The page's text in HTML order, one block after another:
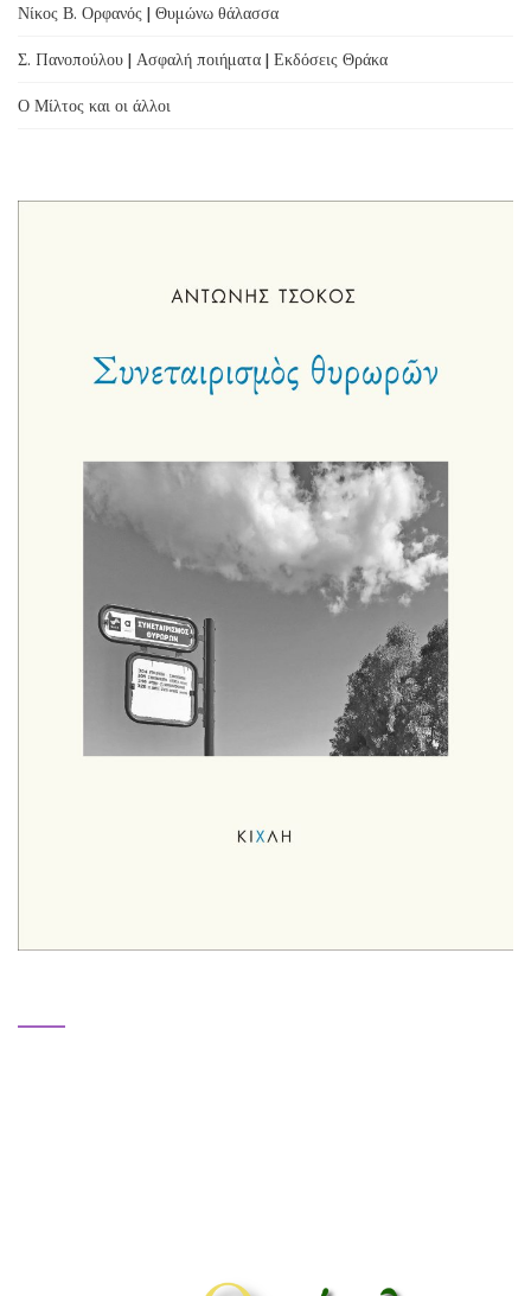
Νίκος Β. Ορφανός | Θυμώνω θάλασσα
Σ. Πανοπούλου | Ασφαλή ποιήματα | Εκδόσεις Θράκα
Ο Μίλτος και οι άλλοι